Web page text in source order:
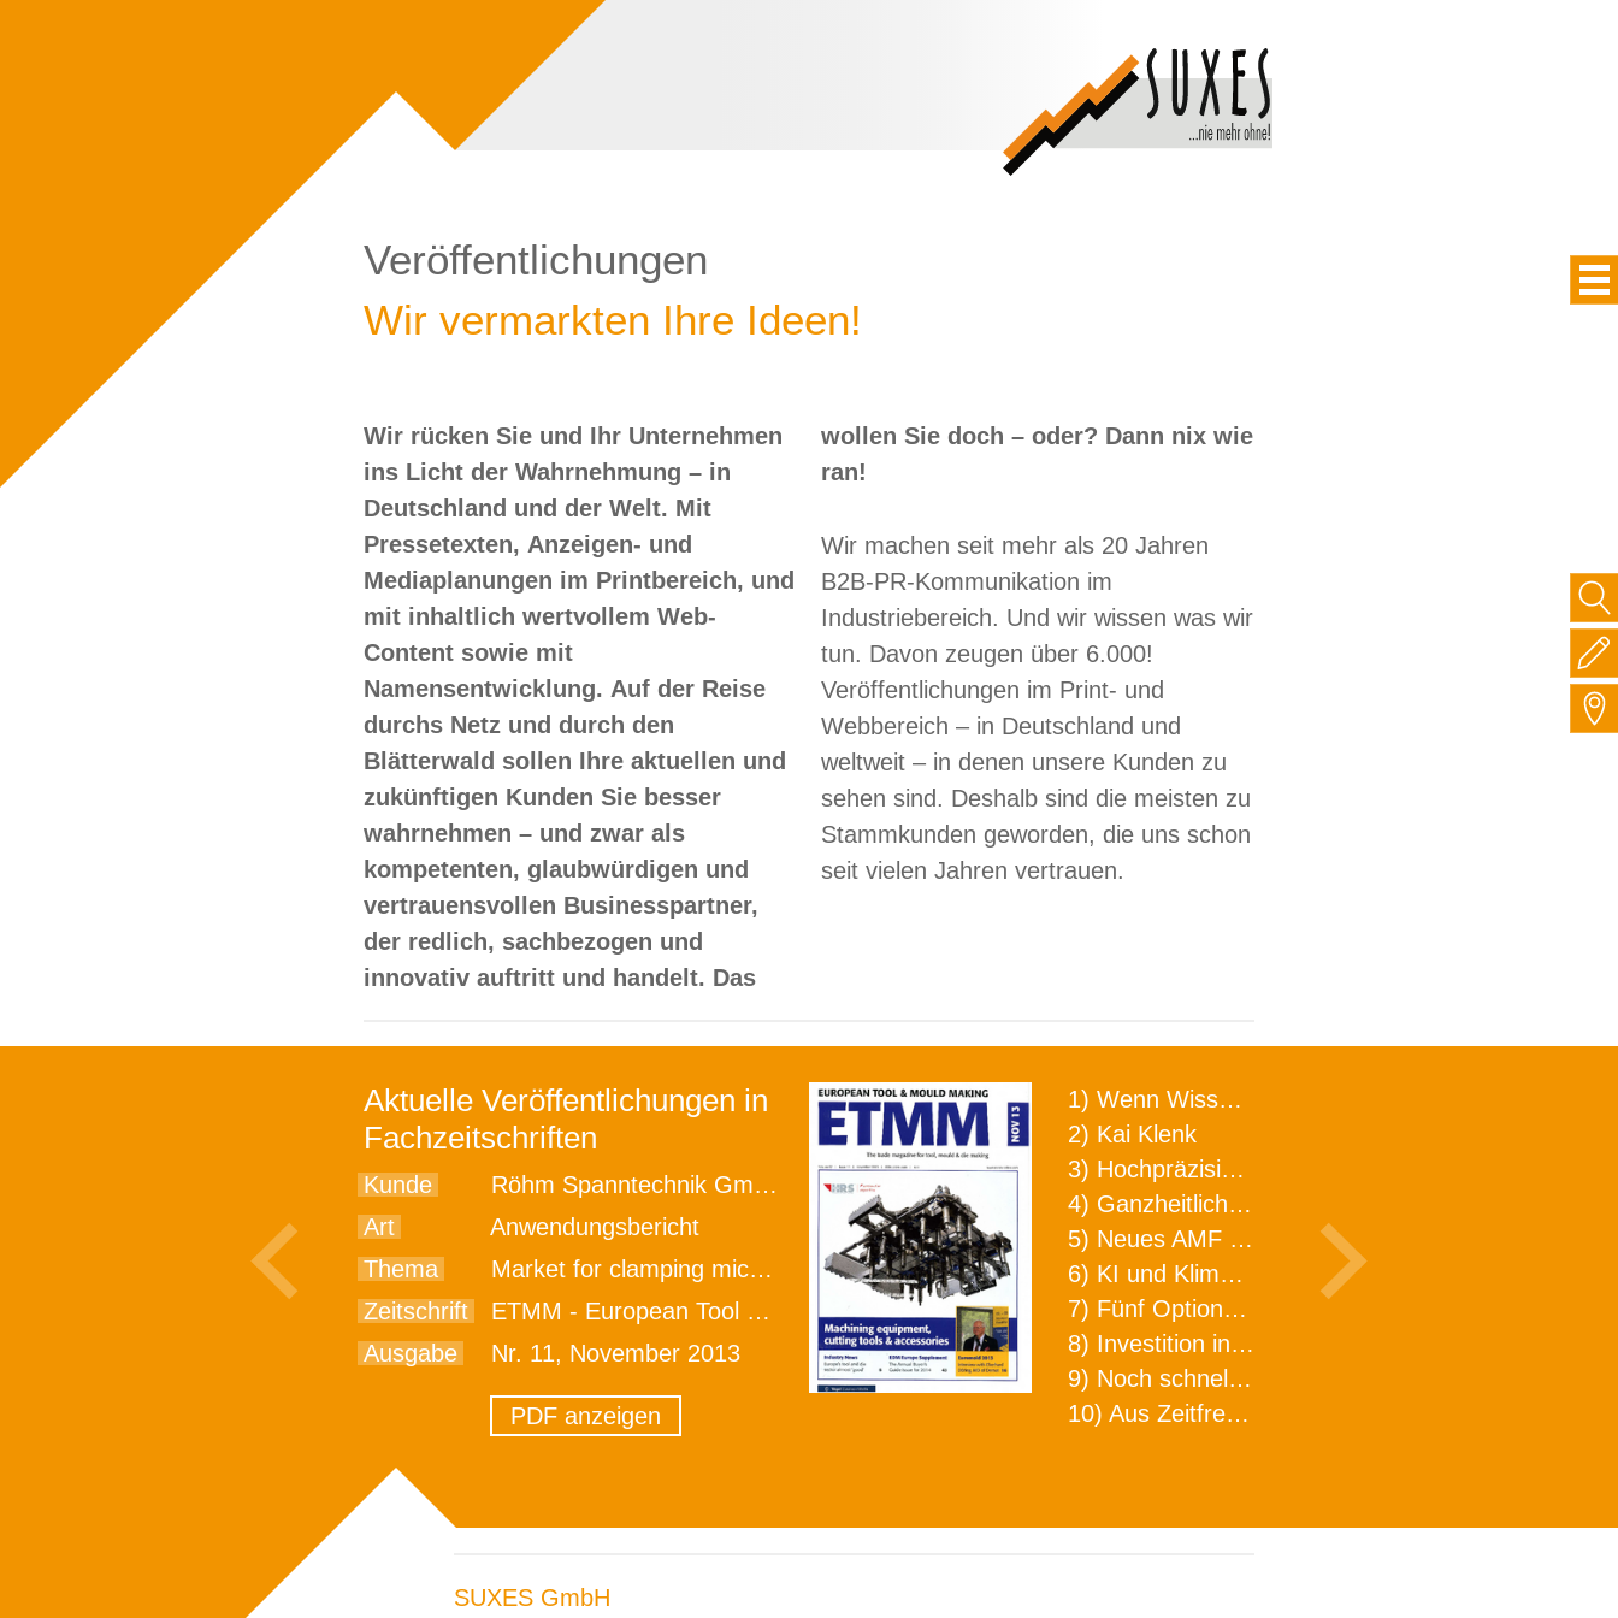
Veröffentlichungen
Wir vermarkten Ihre Ideen!
Wir rücken Sie und Ihr Unternehmen
ins Licht der Wahrnehmung – in
Deutschland und der Welt. Mit
Pressetexten, Anzeigen- und
Mediaplanungen im Printbereich, und
mit inhaltlich wertvollem Web-
Content sowie mit
Namensentwicklung. Auf der Reise
durchs Netz und durch den
Blätterwald sollen Ihre aktuellen und
zukünftigen Kunden Sie besser
wahrnehmen – und zwar als
kompetenten, glaubwürdigen und
vertrauensvollen Businesspartner,
der redlich, sachbezogen und
innovativ auftritt und handelt. Das
wollen Sie doch – oder? Dann nix wie
ran!
Wir machen seit mehr als 20 Jahren
B2B-PR-Kommunikation im
Industriebereich. Und wir wissen was wir
tun. Davon zeugen über 6.000!
Veröffentlichungen im Print- und
Webbereich – in Deutschland und
weltweit – in denen unsere Kunden zu
sehen sind. Deshalb sind die meisten zu
Stammkunden geworden, die uns schon
seit vielen Jahren vertrauen.
Aktuelle Veröffentlichungen in
Fachzeitschriften
Kunde
Röhm Spanntechnik GmbH
Art
Anwendungsbericht
Thema
Market for clamping micro-workpieces grows bigger
Zeitschrift
ETMM - European Tool & Mould Making
Ausgabe
Nr. 11, November 2013
PDF anzeigen
1) Wenn Wissen geht, kann ARNO WERKZEUGE helfen
2) Kai Klenk
3) Hochpräzision in neuer Dimension
4) Ganzheitlicher Ansatz für mehr Effizienz und Produktivität in der Zerspanung
5) Neues AMF Logistikzentrum feierlich eröffnet
6) KI und Klimaschutz im Schaltanlagenbau
7) Fünf Optionen, wie man Zeitfresser in Effizienz umwandelt
8) Investition in Fellbach mit nachhaltiger Logistik und Lagerfläche
9) Noch schnellere Lieferung
10) Aus Zeitfressern wird Effizienz
SUXES GmbH